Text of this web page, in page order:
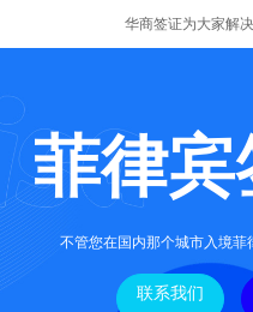
华商签证为大家解
菲律
不管您在国内那个城市入境
联系我们